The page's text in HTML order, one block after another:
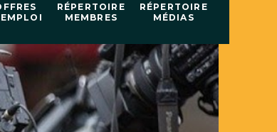
RÉPERTOIRE
MEMBRES
RÉPERTOIRE
MÉDIAS